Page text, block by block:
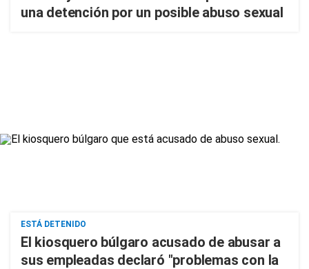
una detención por un posible abuso sexual
ESTÁ DETENIDO
El kiosquero búlgaro acusado de abusar a
sus empleadas declaró "problemas con la